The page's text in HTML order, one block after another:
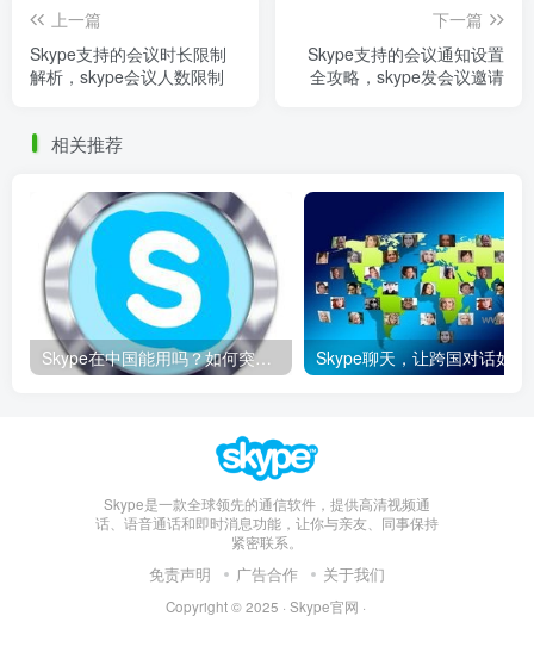
上一篇
Skype支持的会议时长限制
解析，skype会议人数限制
下一篇
Skype支持的会议通知设置
全攻略，skype发会议邀请
相关推荐
Skype在中国能用吗？如何突破限制畅享全球通话
Skype是一款全球领先的通信软件，提供高清视频通
话、语音通话和即时消息功能，让你与亲友、同事保持
紧密联系。
免责声明 广告合作 关于我们
Copyright © 2025 · Skype官网 ·